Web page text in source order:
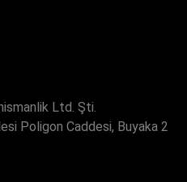
Ltd. Şti.
Poligon Caddesi, Buyaka 2